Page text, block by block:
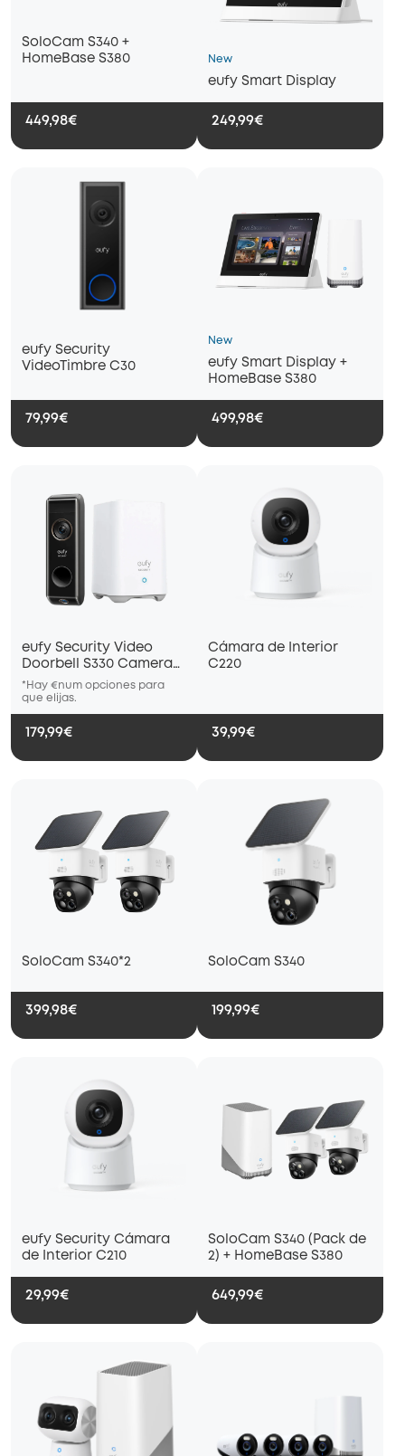
SoloCam S340 +
HomeBase S380
449,98€
New
eufy Smart Display
249,99€
eufy Security
VideoTimbre C30
79,99€
New
eufy Smart Display +
HomeBase S380
499,98€
eufy Security Video
Doorbell S330 Camera
con HomeBase 2K HD
*Hay €num opciones para
que elijas.
179,99€
Cámara de Interior
C220
39,99€
SoloCam S340*2
399,98€
SoloCam S340
199,99€
eufy Security Cámara
de Interior C210
29,99€
SoloCam S340 (Pack de
2) + HomeBase S380
649,99€